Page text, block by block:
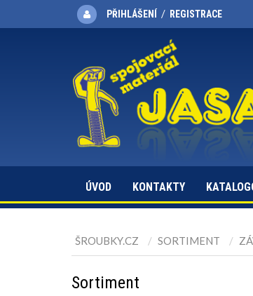
PŘIHLÁŠENÍ / REGISTRACE
ÚVOD KONTAKTY
ŠROUBKY.CZ SORTIMENT
Sortiment